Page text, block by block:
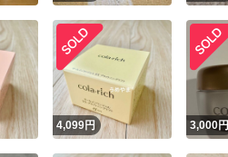
4,099円 3,000円